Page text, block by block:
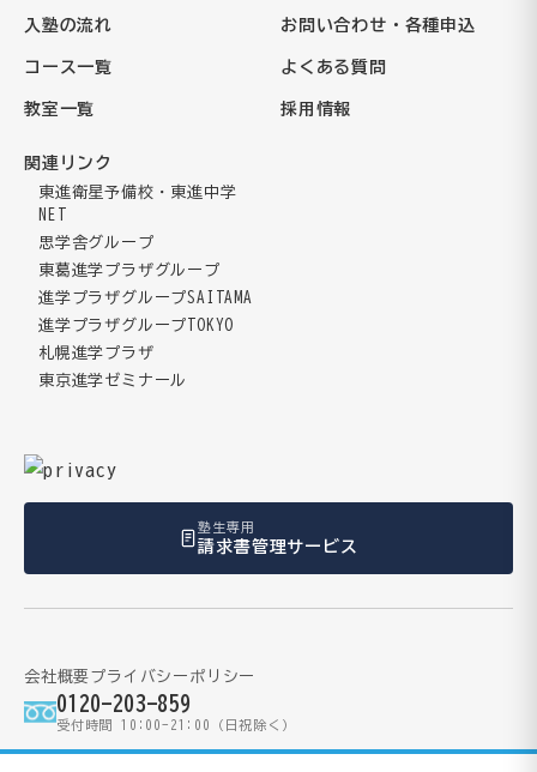
入塾の流れ
コース一覧
教室一覧
お問い合わせ・各種申込
よくある質問
採用情報
関連リンク
東進衛星予備校・東進中学
NET
思学舎グループ
東葛進学プラザグループ
進学プラザグループSAITAMA
進学プラザグループTOKYO
札幌進学プラザ
東京進学ゼミナール
塾生専用
請求書管理サービス
会社概要プライバシーポリシー
0120-203-859
受付時間 10:00-21:00（日祝除く）